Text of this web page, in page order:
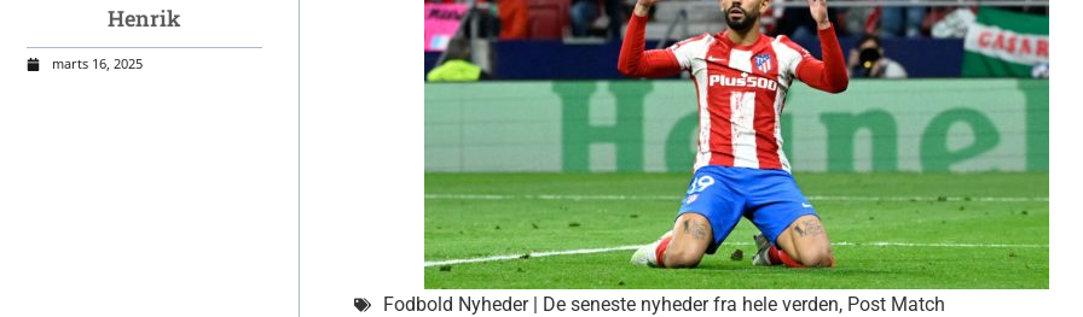
Henrik
marts 16, 2025
Fodbold Nyheder | De seneste nyheder fra hele verden, Post Match